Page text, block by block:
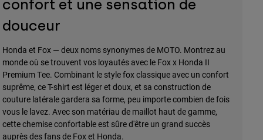
confort et une sensation de
douceur
Honda et Fox — deux noms synonymes de MOTO. Montrez au
monde où se trouvent vos loyautés avec le Fox x Honda II
Premium Tee. Combinant le style fox classique avec un confort
suprême, ce T-shirt est léger et doux, et sa construction de
couture latérale gardera sa forme, peu importe combien de fois
vous le lavez. Avec son matériau de maillot haut de gamme,
cette chemise confortable est sûre d'être un grand succès
auprès des fans de Fox et Honda.